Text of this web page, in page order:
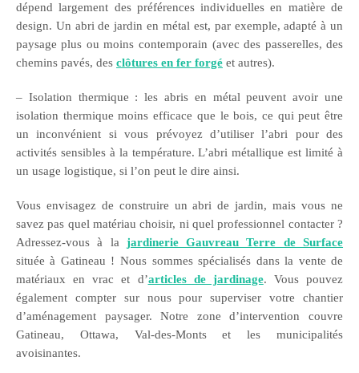
dépend largement des préférences individuelles en matière de
design. Un abri de jardin en métal est, par exemple, adapté à un
paysage plus ou moins contemporain (avec des passerelles, des
chemins pavés, des clôtures en fer forgéet autres).
– Isolation thermique : les abris en métal peuvent avoir une
isolation thermique moins efficace que le bois, ce qui peut être
un inconvénient si vous prévoyez d’utiliser l’abri pour des
activités sensibles à la température. L’abri métallique est limité à
un usage logistique, si l’on peut le dire ainsi.
Vous envisagez de construire un abri de jardin, mais vous ne
savez pas quel matériau choisir, ni quel professionnel contacter ?
Adressez-vous à la jardinerie Gauvreau Terre de Surface
située à Gatineau ! Nous sommes spécialisés dans la vente de
matériaux en vrac et d’articles de jardinage. Vous pouvez
également compter sur nous pour superviser votre chantier
d’aménagement paysager. Notre zone d’intervention couvre
Gatineau, Ottawa, Val-des-Monts et les municipalités
avoisinantes.